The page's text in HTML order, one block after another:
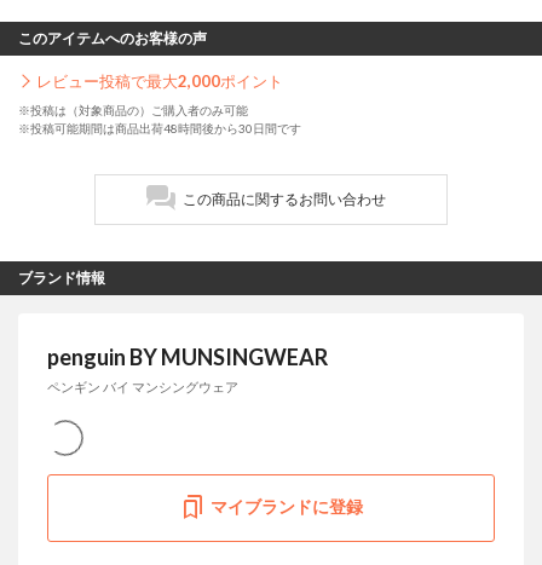
このアイテムへのお客様の声
レビュー投稿で最大2,000ポイント
※投稿は（対象商品の）ご購入者のみ可能
※投稿可能期間は商品出荷48時間後から30日間です
この商品に関するお問い合わせ
ブランド情報
penguin BY MUNSINGWEAR
ペンギン バイ マンシングウェア
マイブランドに登録